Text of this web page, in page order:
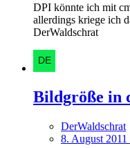
DPI könnte ich mit
allerdings kriege ich
DerWaldschrat
Bildgröße in
DerWaldschrat
8. August